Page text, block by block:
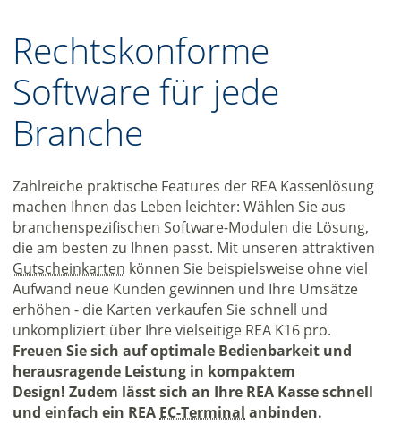
Rechtskonforme
Software für jede
Branche
Zahlreiche praktische Features der REA Kassenlösung
machen Ihnen das Leben leichter: Wählen Sie aus
branchenspezifischen Software-Modulen die Lösung,
die am besten zu Ihnen passt. Mit unseren attraktiven
Gutscheinkarten können Sie beispielsweise ohne viel
Aufwand neue Kunden gewinnen und Ihre Umsätze
erhöhen - die Karten verkaufen Sie schnell und
unkompliziert über Ihre vielseitige REA K16 pro.
Freuen Sie sich auf optimale Bedienbarkeit und
herausragende Leistung in kompaktem
Design! Zudem lässt sich an Ihre REA Kasse schnell
und einfach ein REA EC-Terminal anbinden.